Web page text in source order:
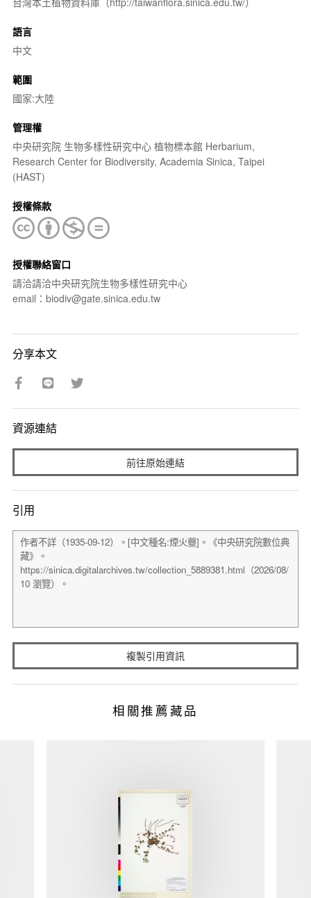
語言
中文
範圍
國家:大陸
管理權
中央研究院 生物多樣性研究中心 植物標本館 Herbarium,
Research Center for Biodiversity, Academia Sinica, Taipei
(HAST)
授權條款
授權聯絡窗口
請洽請洽中央研究院生物多樣性研究中心
email：biodiv@gate.sinica.edu.tw
分享本文
資源連結
前往原始連結
引用
複製引用資訊
相關推薦藏品